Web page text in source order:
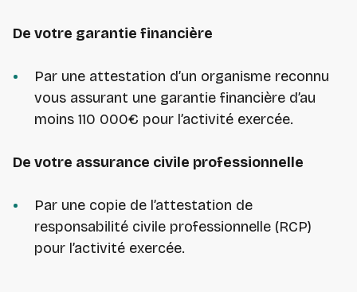
De votre garantie financière
Par une attestation d’un organisme reconnu
vous assurant une garantie financière d’au
moins 110 000€ pour l’activité exercée.
De votre assurance civile professionnelle
Par une copie de l’attestation de
responsabilité civile professionnelle (RCP)
pour l’activité exercée.